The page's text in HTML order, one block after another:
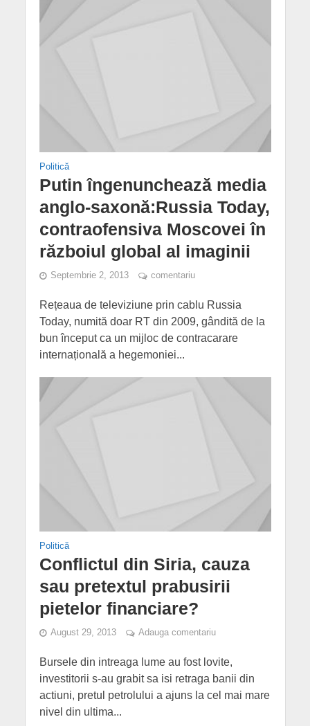
Politică
Putin îngenunchează media
anglo-saxonă:Russia Today,
contraofensiva Moscovei în
războiul global al imaginii
Septembrie 2, 2013 comentariu
Rețeaua de televiziune prin cablu Russia
Today, numită doar RT din 2009, gândită de la
bun început ca un mijloc de contracarare
internațională a hegemoniei...
Politică
Conflictul din Siria, cauza
sau pretextul prabusirii
pietelor financiare?
August 29, 2013 Adauga comentariu
Bursele din intreaga lume au fost lovite,
investitorii s-au grabit sa isi retraga banii din
actiuni, pretul petrolului a ajuns la cel mai mare
nivel din ultima...